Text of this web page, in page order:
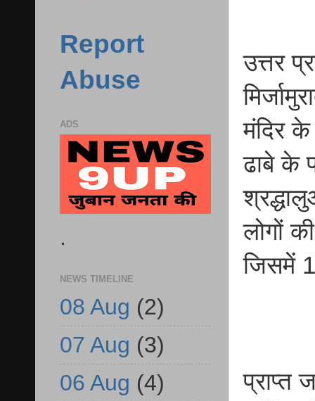
उत्तर
मंदिर
ढाबे के
लोगों
जिसमें
प्राप्त
Report
Abuse
ADS
.
NEWS TIMELINE
08 Aug (2)
07 Aug (3)
06 Aug (4)